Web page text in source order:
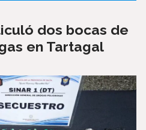
dos bocas de
en Tartagal